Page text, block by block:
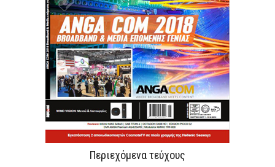
Περιεχόμενα τεύχους